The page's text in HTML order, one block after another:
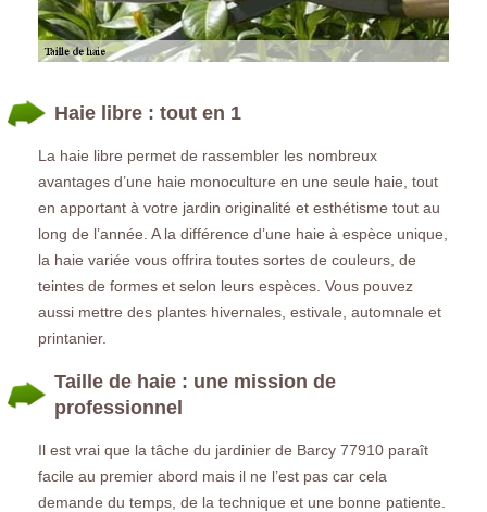
Haie libre : tout en 1
La haie libre permet de rassembler les nombreux
avantages d’une haie monoculture en une seule haie, tout
en apportant à votre jardin originalité et esthétisme tout au
long de l’année. A la différence d’une haie à espèce unique,
la haie variée vous offrira toutes sortes de couleurs, de
teintes de formes et selon leurs espèces. Vous pouvez
aussi mettre des plantes hivernales, estivale, automnale et
printanier.
Taille de haie : une mission de
professionnel
Il est vrai que la tâche du jardinier de Barcy 77910 paraît
facile au premier abord mais il ne l’est pas car cela
demande du temps, de la technique et une bonne patiente.